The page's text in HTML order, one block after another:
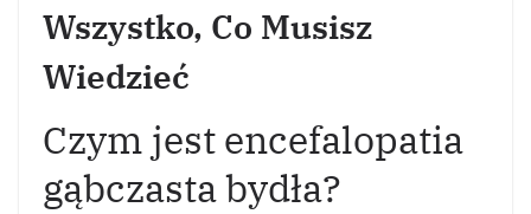
Wszystko, Co Musisz
Wiedzieć
Czym jest encefalopatia
gąbczasta bydła?